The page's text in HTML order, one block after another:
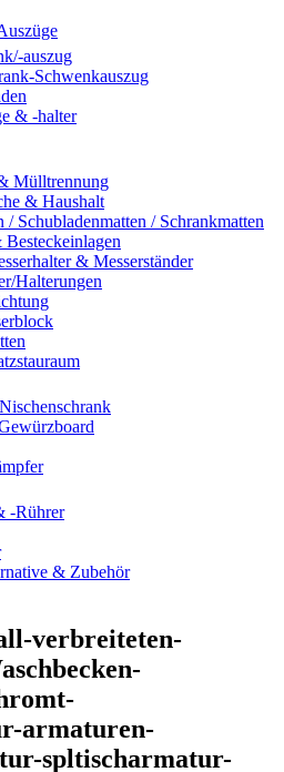
auszug
Schwenkauszug
& -halter
Mülltrennung
& Haushalt
/ Schubladenmatten / Schrankmatten
& Messerständer
Halterungen
-Rührer
& Zubehör
verbreiteten-
armaturen-
spltischarmatur-